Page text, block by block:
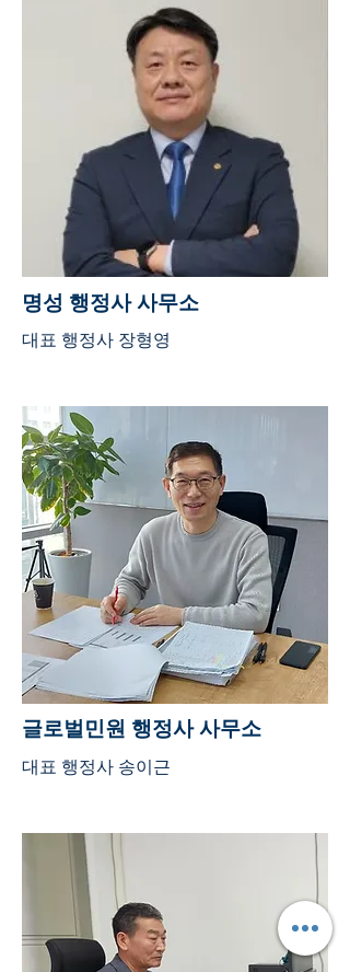
명성 행정사 사무소
대표 행정사 장형영
글로벌민원 행정사 사무소
대표 행정사 송이근